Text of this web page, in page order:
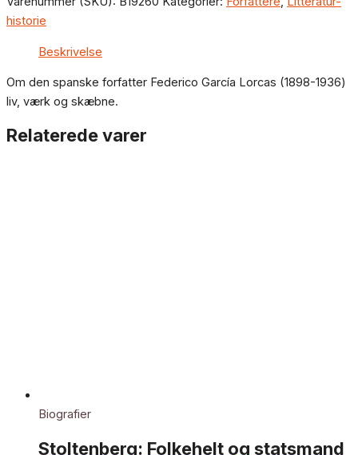
historie
Beskrivelse
Om den spanske forfatter Federico García Lorcas (1898-1936)
liv, værk og skæbne.
Relaterede varer
Biografier
Stoltenberg: Folkehelt og statsmand